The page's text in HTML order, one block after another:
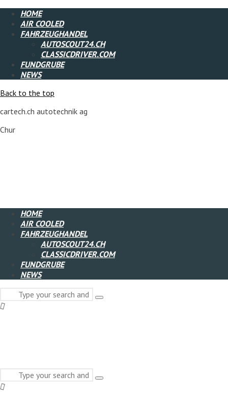
HOME
AIR COOLED
FAHRZEUGHANDEL
AUTOSCOUT24.CH
CLASSICDRIVER.COM
FUNDGRUBE
NEWS
Back to the top
cartech.ch autotechnik ag
Chur
HOME
AIR COOLED
FAHRZEUGHANDEL
AUTOSCOUT24.CH
CLASSICDRIVER.COM
FUNDGRUBE
NEWS
Search
for:
Type
Search
for:
Type